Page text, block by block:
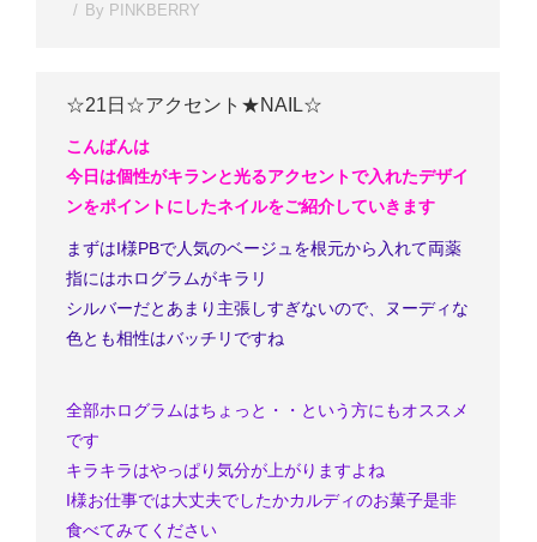
By PINKBERRY
☆21日☆アクセント★NAIL☆
こんばんは
今日は個性がキランと光るアクセントで入れたデザイ
ンをポイントにしたネイルをご紹介していきます
まずはI様PBで人気のベージュを根元から入れて両薬
指にはホログラムがキラリ
シルバーだとあまり主張しすぎないので、ヌーディな
色とも相性はバッチリですね
全部ホログラムはちょっと・・という方にもオススメ
です
キラキラはやっぱり気分が上がりますよね
I様お仕事では大丈夫でしたかカルディのお菓子是非
食べてみてください